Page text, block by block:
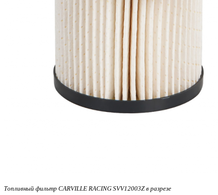
Топливный фильтр CARVILLE RACING SVV12003Z в разрезе